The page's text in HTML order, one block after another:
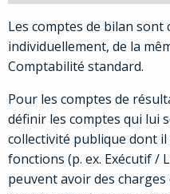
Les comptes de bilan sont
individuellement, de la
Comptabilité standard.
Pour les comptes de
définir les comptes qui lui
collectivité publique dont il
fonctions (p. ex. Exécutif /
peuvent avoir des